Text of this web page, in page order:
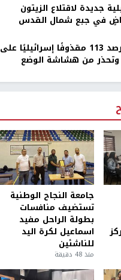
جديدة لاقتلاع الزيتون
في جبع شمال القدس
اليونيفيل ترصد 113 مقذوفًا إسرائيليًا على
وتحذر من هشاشة الوضع
جامعة النجاح الوطنية
تستضيف منافسات
بطولة الراحل مفيد
اسماعيل لكرة اليد
للناشئين
منذ 48 دقيقة